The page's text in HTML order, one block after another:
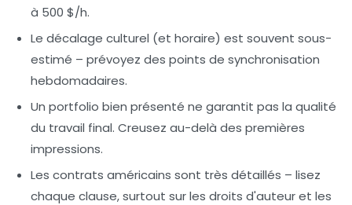
à 500 $/h.
Le décalage culturel (et horaire) est souvent sous-
estimé – prévoyez des points de synchronisation
hebdomadaires.
Un portfolio bien présenté ne garantit pas la qualité
du travail final. Creusez au-delà des premières
impressions.
Les contrats américains sont très détaillés – lisez
chaque clause, surtout sur les droits d'auteur et les